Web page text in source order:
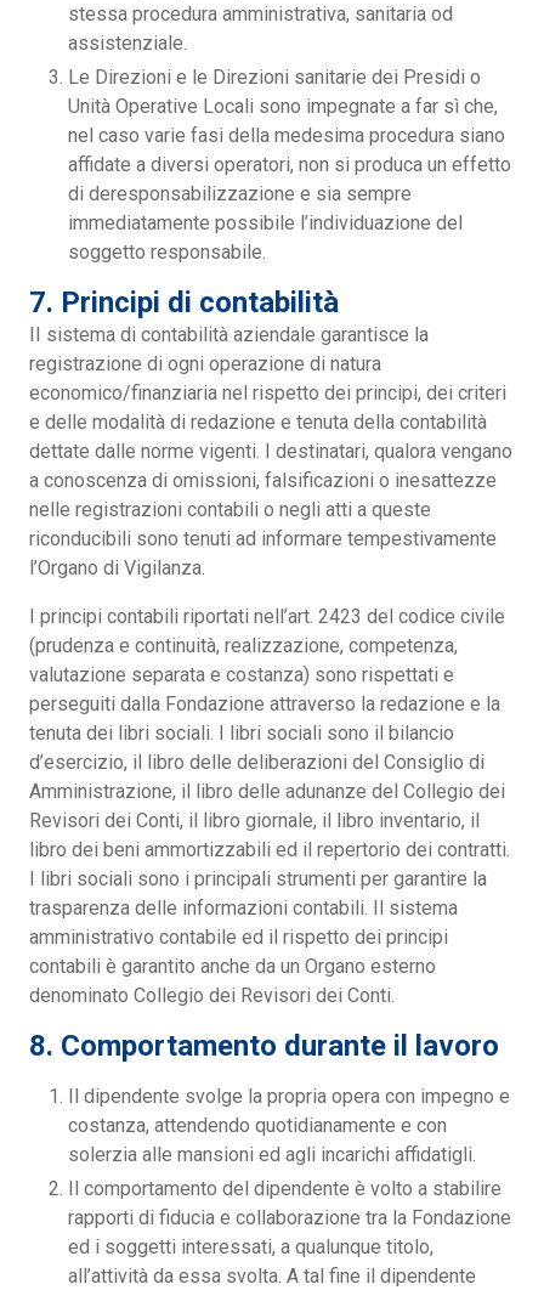
stessa procedura amministrativa, sanitaria od
assistenziale.
Le Direzioni e le Direzioni sanitarie dei Presidi o
Unità Operative Locali sono impegnate a far sì che,
nel caso varie fasi della medesima procedura siano
affidate a diversi operatori, non si produca un effetto
di deresponsabilizzazione e sia sempre
immediatamente possibile l’individuazione del
soggetto responsabile.
7. Principi di contabilità
II sistema di contabilità aziendale garantisce la
registrazione di ogni operazione di natura
economico/finanziaria nel rispetto dei principi, dei criteri
e delle modalità di redazione e tenuta della contabilità
dettate dalle norme vigenti. I destinatari, qualora vengano
a conoscenza di omissioni, falsificazioni o inesattezze
nelle registrazioni contabili o negli atti a queste
riconducibili sono tenuti ad informare tempestivamente
l’Organo di Vigilanza.
I principi contabili riportati nell’art. 2423 del codice civile
(prudenza e continuità, realizzazione, competenza,
valutazione separata e costanza) sono rispettati e
perseguiti dalla Fondazione attraverso la redazione e la
tenuta dei libri sociali. I libri sociali sono il bilancio
d’esercizio, il libro delle deliberazioni del Consiglio di
Amministrazione, il libro delle adunanze del Collegio dei
Revisori dei Conti, il libro giornale, il libro inventario, il
libro dei beni ammortizzabili ed il repertorio dei contratti.
I libri sociali sono i principali strumenti per garantire la
trasparenza delle informazioni contabili. Il sistema
amministrativo contabile ed il rispetto dei principi
contabili è garantito anche da un Organo esterno
denominato Collegio dei Revisori dei Conti.
8. Comportamento durante il lavoro
Il dipendente svolge la propria opera con impegno e
costanza, attendendo quotidianamente e con
solerzia alle mansioni ed agli incarichi affidatigli.
Il comportamento del dipendente è volto a stabilire
rapporti di fiducia e collaborazione tra la Fondazione
ed i soggetti interessati, a qualunque titolo,
all’attività da essa svolta. A tal fine il dipendente